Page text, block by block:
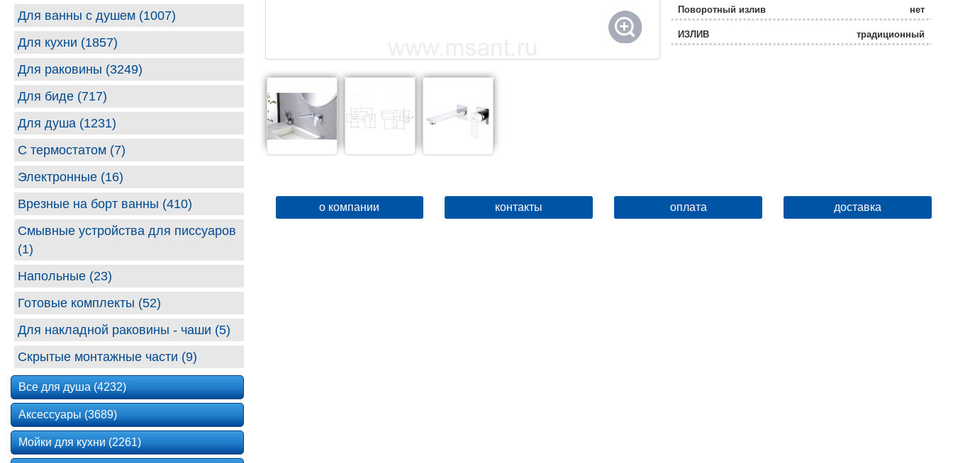
Поворотный излив нет
ИЗЛИВ традиционный
о компании контакты оплата доставка
Для ванны с душем (1007)
Для кухни (1857)
Для раковины (3249)
Для биде (717)
Для душа (1231)
С термостатом (7)
Электронные (16)
Врезные на борт ванны (410)
Смывные устройства для писсуаров
(1)
Напольные (23)
Готовые комплекты (52)
Для накладной раковины - чаши (5)
Скрытые монтажные части (9)
Все для душа (4232)
Аксессуары (3689)
Мойки для кухни (2261)